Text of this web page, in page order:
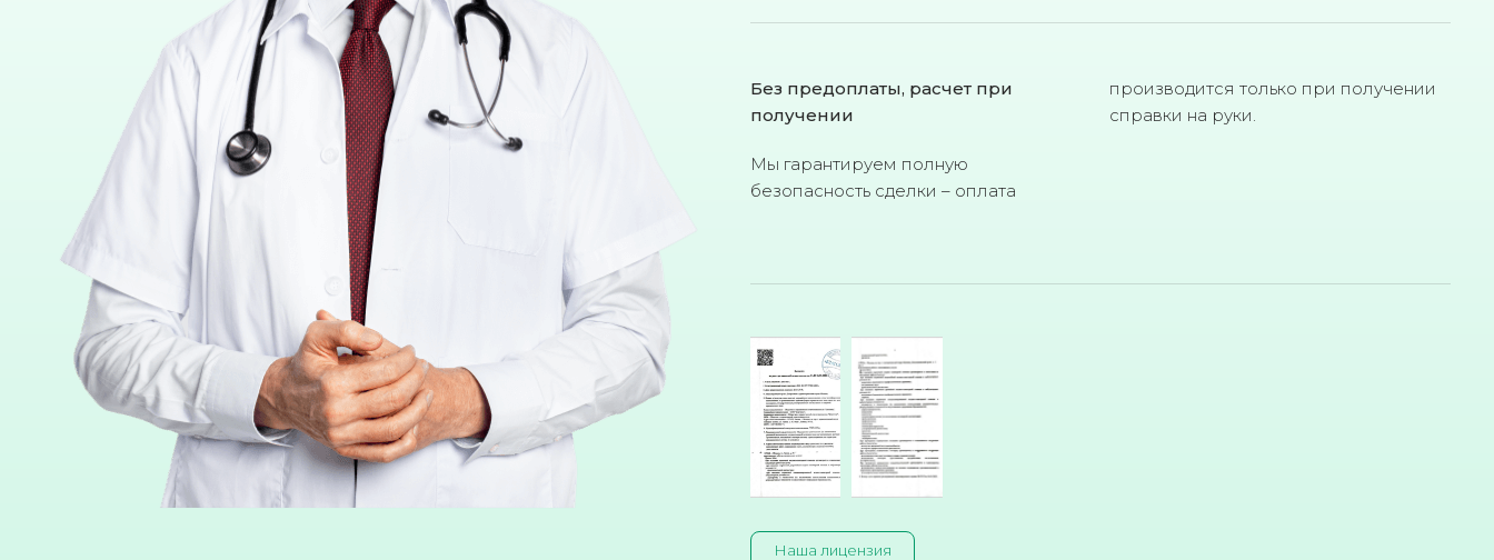
Без предоплаты, расчет при
получении
Мы гарантируем полную
безопасность сделки – оплата
производится только при получении
справки на руки.
Наша лицензия